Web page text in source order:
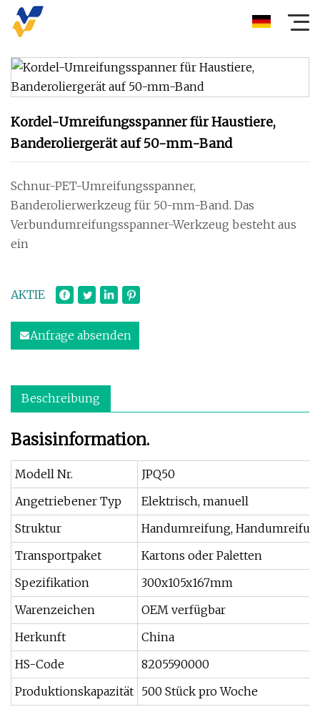
Kordel-Umreifungsspanner für Haustiere,
Banderoliergerät auf 50-mm-Band
Schnur-PET-Umreifungsspanner,
Banderolierwerkzeug für 50-mm-Band. Das
Verbundumreifungsspanner-Werkzeug besteht aus
ein
AKTIE
Anfrage absenden
Beschreibung
Basisinformation.
Modell Nr.
JPQ50
Angetriebener Typ
Elektrisch, manuell
Struktur
Handumreifung,
Transportpaket
Kartons oder Paletten
Spezifikation
300x105x167mm
Warenzeichen
OEM verfügbar
Herkunft
China
HS-Code
8205590000
Produktionskapazität 500 Stück pro Woche